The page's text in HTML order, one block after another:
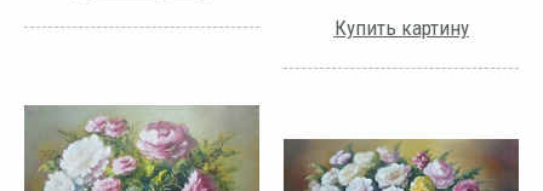
Купить картину